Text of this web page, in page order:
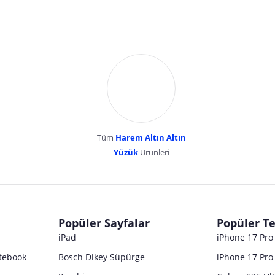
YENİBOSNA MERKEZ MAH LADİN SOK
Tüm Harem Altın Altın
YüzükÜrünleri
Popüler Sayfalar
iPad
Bosch Dikey Süpürge
Popüler
iPhone 17
iPhone 17 Pro